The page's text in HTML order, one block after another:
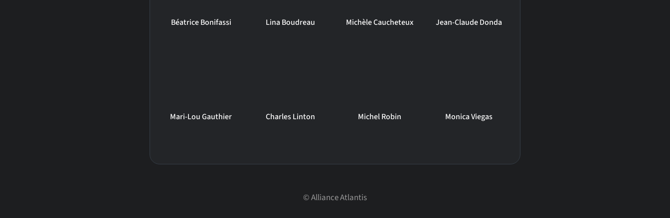
Béatrice Bonifassi Lina Boudreau Michèle Caucheteux Jean-Claude Donda
Mari-Lou Gauthier Charles Linton Michel Robin Monica Viegas
©Alliance Atlantis